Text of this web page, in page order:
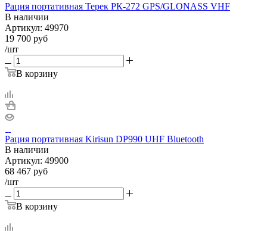
Рация портативная Терек РК-272 GPS/GLONASS VHF
В наличии
Артикул: 49970
19 700 руб
/шт
В корзину
Рация портативная Kirisun DP990 UHF Bluetooth
В наличии
Артикул: 49900
68 467 руб
/шт
В корзину